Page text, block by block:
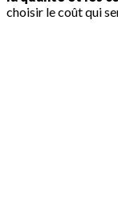
choisir le coût qui